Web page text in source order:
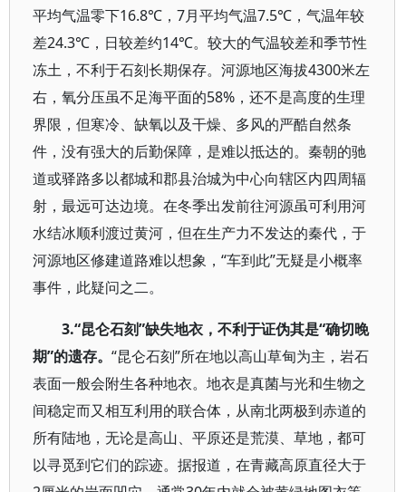
平均气温零下16.8℃，7月平均气温7.5℃，气温年较
差24.3℃，日较差约14℃。较大的气温较差和季节性
冻土，不利于石刻长期保存。河源地区海拔4300米左
右，氧分压虽不足海平面的58%，还不是高度的生理
界限，但寒冷、缺氧以及干燥、多风的严酷自然条
件，没有强大的后勤保障，是难以抵达的。秦朝的驰
道或驿路多以都城和郡县治城为中心向辖区内四周辐
射，最远可达边境。在冬季出发前往河源虽可利用河
水结冰顺利渡过黄河，但在生产力不发达的秦代，于
河源地区修建道路难以想象，“车到此”无疑是小概率
事件，此疑问之二。
3.“昆仑石刻”缺失地衣，不利于证伪其是“确切晚
期”的遗存。 “昆仑石刻”所在地以高山草甸为主，岩石
表面一般会附生各种地衣。地衣是真菌与光和生物之
间稳定而又相互利用的联合体，从南北两极到赤道的
所有陆地，无论是高山、平原还是荒漠、草地，都可
以寻觅到它们的踪迹。据报道，在青藏高原直径大于